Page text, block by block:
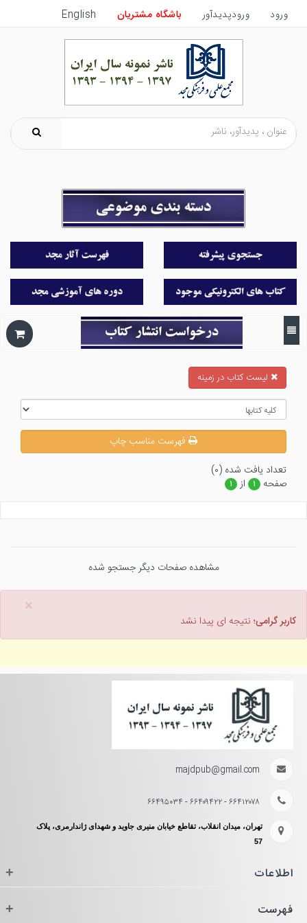
ورود ورودپدیدآور باشگاه مشتریان English
ليست كتاب در زمينه
فهرست مناسب چاپ
تعداد يافت شده (۰)
صفحه
۱ از ۱
مشاهده صفحات دیگر جستجو شده
×
کاربر گرامی؛ نتیجه ای پیدا نشد
majdpub@gmail.com
۶۶۴۱۲۰۷۸ - ۶۶۴۰۹۴۲۲ - ۶۶۴۹۵۰۳۴
تهران، میدان انقلاب، تقاطع خیابان منیری جاوید و شهدای ژاندارمری، پلاک
57
اطلاعات +
فهرست +